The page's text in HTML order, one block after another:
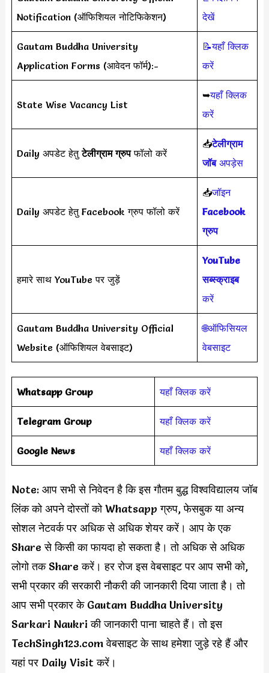
Notification (ऑफिशियल नोटिफिकेशन)
देखें
Gautam Buddha University
Application Forms (आवेदन फॉर्म):-
📝यहाँ क्लिक
करें
State Wise Vacancy List
➥यहाँ क्लिक
करें
Daily अपडेट हेतुटेलीग्राम ग्रुपफॉलो करें
📥टेलीग्राम
जॉबअपड़ेस
Daily अपडेट हेतु Facebook ग्रुप फॉलो करें
📥जॉइन
Facebook
ग्रुप
हमारे साथ YouTube पर जुड़ें
YouTube
सब्स्क्राइब
करें
Gautam Buddha University Official
Website (ऑफिशियल वेबसाइट)
🌐ऑफिसियल
वेबसाइट
Whatsapp Group यहाँ क्लिक करें
Telegram Group यहाँ क्लिक करें
Google News यहाँ क्लिक करें
Note: आप सभी से निवेदन है कि इस गौतम बुद्ध विश्वविद्यालय जॉब
लिंक को अपने दोस्तों को Whatsapp ग्रुप, फेसबुक या अन्य
सोशल नेटवर्क पर अधिक से अधिक शेयर करें। आप के एक
Share से किसी का फायदा हो सकता है। तो अधिक से अधिक
लोगो तक Share करें। हर रोज इस वेबसाइट पर आप सभी को,
सभी प्रकार की सरकारी नौकरी की जानकारी दिया जाता है। तो
आप सभी प्रकार के Gautam Buddha University
Sarkari Naukri की जानकारी पाना चाहते हैं। तो इस
TechSingh123.com वेबसाइट के साथ हमेशा जुड़े रहे हैं और
यहां पर Daily Visit करें।